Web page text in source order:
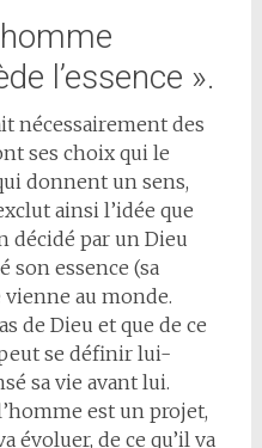
l’essence ».
nécessairement des
ses choix qui le
donnent un sens,
ainsi l’idée que
décidé par un Dieu
son essence (sa
au monde.
de Dieu et que de ce
se définir lui-
sa vie avant lui.
est un projet,
évoluer, de ce qu’il va